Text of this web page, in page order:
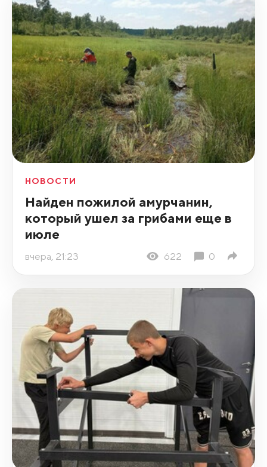
НОВОСТИ
Найден пожилой амурчанин,
который ушел за грибами еще в
июле
вчера, 21:23 622 0